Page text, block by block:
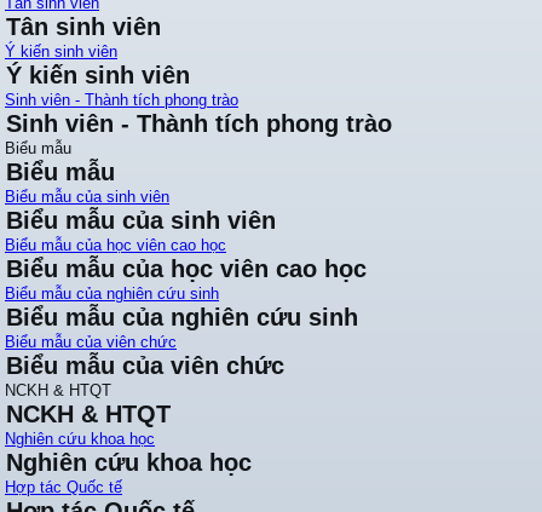
Tân sinh viên
Ý kiến sinh viên
Ý kiến sinh viên
Sinh viên - Thành tích phong trào
Sinh viên - Thành tích phong trào
Biểu mẫu
Biểu mẫu
Biểu mẫu của sinh viên
Biểu mẫu của sinh viên
Biểu mẫu của học viên cao học
Biểu mẫu của học viên cao học
Biểu mẫu của nghiên cứu sinh
Biểu mẫu của nghiên cứu sinh
Biểu mẫu của viên chức
Biểu mẫu của viên chức
NCKH & HTQT
NCKH & HTQT
Nghiên cứu khoa học
Nghiên cứu khoa học
Hợp tác Quốc tế